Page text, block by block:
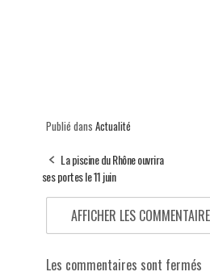
Publié dans Actualité
La piscine du Rhône ouvrira
ses portes le 11 juin
AFFICHER LES
Les commentaires sont fermés